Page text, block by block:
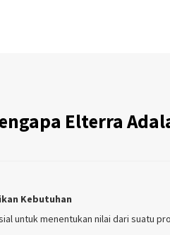
Elterra
Kebutuhan
untuk menentukan nilai dari suatu